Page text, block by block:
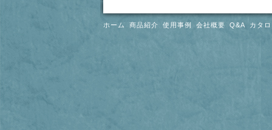
ホーム 商品紹介 使用事例 会社概要 Q&A カタ